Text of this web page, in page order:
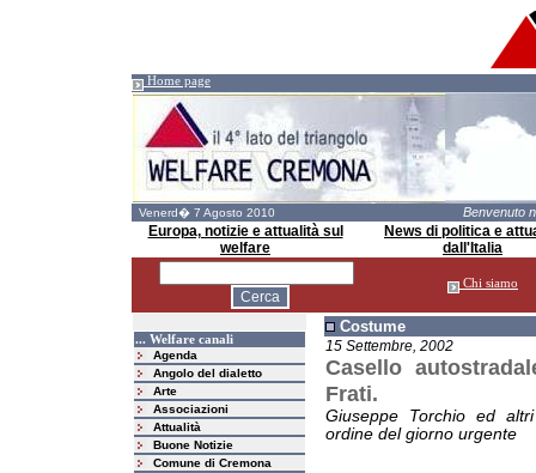
Home page
Venerd� 7 Agosto 2010 Benvenuto
Europa, notizie e attualità sul
welfare
News di politica e
dall'Italia
Chi siamo
... Welfare canali
Agenda
Angolo del dialetto
Arte
Associazioni
Attualità
Buone Notizie
Comune di Cremona
Costume
15 Settembre, 2002
Casello
Frati.
Giuseppe Torchio ed
ordine del giorno urgente